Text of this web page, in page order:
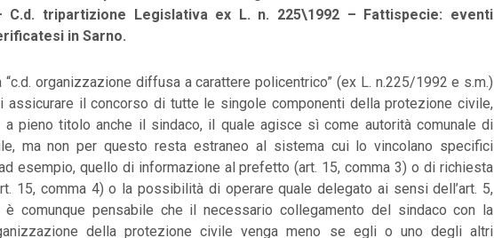
C.d. tripartizione Legislativa ex L. n. 225\1992 – Fattispecie: eventi
in Sarno.
organizzazione diffusa a carattere policentrico” (ex L. n.225/1992 e s.m.)
assicurare il concorso di tutte le singole componenti della protezione civile,
a pieno titolo anche il sindaco, il quale agisce sì come autorità comunale di
ma non per questo resta estraneo al sistema cui lo vincolano specifici
esempio, quello di informazione al prefetto (art. 15, comma 3) o di richiesta
15, comma 4) o la possibilità di operare quale delegato ai sensi dell’art. 5,
è comunque pensabile che il necessario collegamento del sindaco con la
della protezione civile venga meno se egli o uno degli altri